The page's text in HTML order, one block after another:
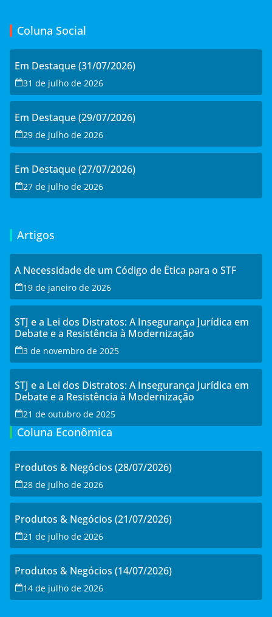
Coluna Social
Em Destaque (31/07/2026)
31 de julho de 2026
Em Destaque (29/07/2026)
29 de julho de 2026
Em Destaque (27/07/2026)
27 de julho de 2026
Artigos
A Necessidade de um Código de Ética para o STF
19 de janeiro de 2026
STJ e a Lei dos Distratos: A Insegurança Jurídica em
Debate e a Resistência à Modernização
3 de novembro de 2025
STJ e a Lei dos Distratos: A Insegurança Jurídica em
Debate e a Resistência à Modernização
21 de outubro de 2025
Coluna Econômica
Produtos & Negócios (28/07/2026)
28 de julho de 2026
Produtos & Negócios (21/07/2026)
21 de julho de 2026
Produtos & Negócios (14/07/2026)
14 de julho de 2026